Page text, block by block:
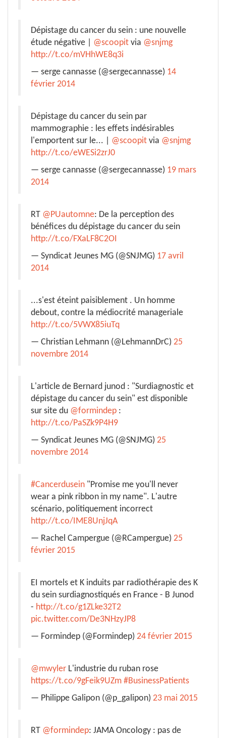
Dépistage du cancer du sein : une nouvelle
étude négative | @scoopit via @snjmg
http://t.co/mVHhWE8q3i
— serge cannasse (@sergecannasse) 14
février 2014
Dépistage du cancer du sein par
mammographie : les effets indésirables
l'emportent sur le... | @scoopit via @snjmg
http://t.co/eWESi2zrJ0
— serge cannasse (@sergecannasse) 19 mars
2014
RT @PUautomne: De la perception des
bénéfices du dépistage du cancer du sein
http://t.co/FXaLF8C2OI
— Syndicat Jeunes MG (@SNJMG) 17 avril
2014
...s'est éteint paisiblement . Un homme
debout, contre la médiocrité manageriale
http://t.co/5VWX85iuTq
— Christian Lehmann (@LehmannDrC) 25
novembre 2014
L'article de Bernard junod : "Surdiagnostic et
dépistage du cancer du sein" est disponible
sur site du @formindep :
http://t.co/PaSZk9P4H9
— Syndicat Jeunes MG (@SNJMG) 25
novembre 2014
#Cancerdusein "Promise me you'll never
wear a pink ribbon in my name". L'autre
scénario, politiquement incorrect
http://t.co/IME8UnjJqA
— Rachel Campergue (@RCampergue) 25
février 2015
EI mortels et K induits par radiothérapie des K
du sein surdiagnostiqués en France - B Junod
- http://t.co/g1ZLke32T2
pic.twitter.com/De3NHzyJP8
— Formindep (@Formindep) 24 février 2015
@mwyler L'industrie du ruban rose
https://t.co/9gFeik9UZm #BusinessPatients
— Philippe Galipon (@p_galipon) 23 mai 2015
RT @formindep: JAMA Oncology : pas de